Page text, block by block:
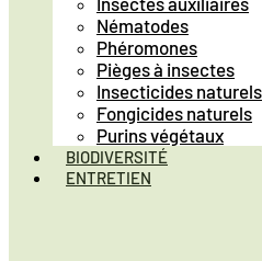
Nématodes
Phéromones
Pièges à insectes
Insecticides naturels
Fongicides naturels
Purins végétaux
BIODIVERSITÉ
ENTRETIEN